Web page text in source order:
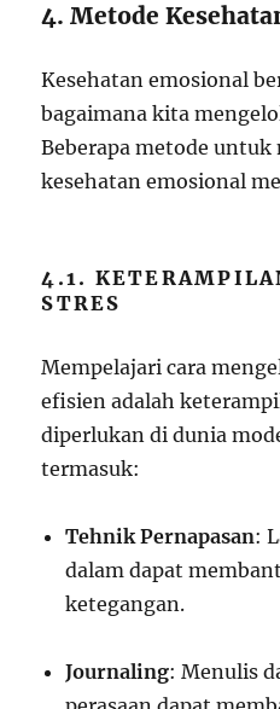
4. Metode
Kesehatan emosional
bagaimana kita
Beberapa metode
kesehatan emosional
4.1.
STRES
Mempelajari cara
efisien adalah
diperlukan di dunia
termasuk:
Tehnik Pernapasan:
dalam dapat
ketegangan.
Journaling: Menulis